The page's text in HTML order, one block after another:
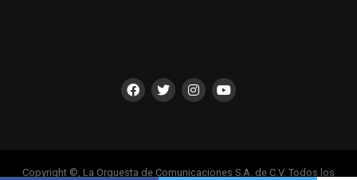
Copyright ©, La Orquesta de Comunicaciones S.A. de C.V. Todos los